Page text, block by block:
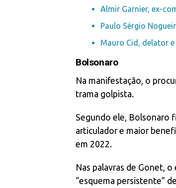
Almir Garnier, ex-
Paulo Sérgio
Mauro Cid, delator
Bolsonaro
Na manifestação, o
trama golpista.
Segundo ele, Bolsonaro
articulador e maior
em 2022.
Nas palavras de Gonet,
“esquema persistente”